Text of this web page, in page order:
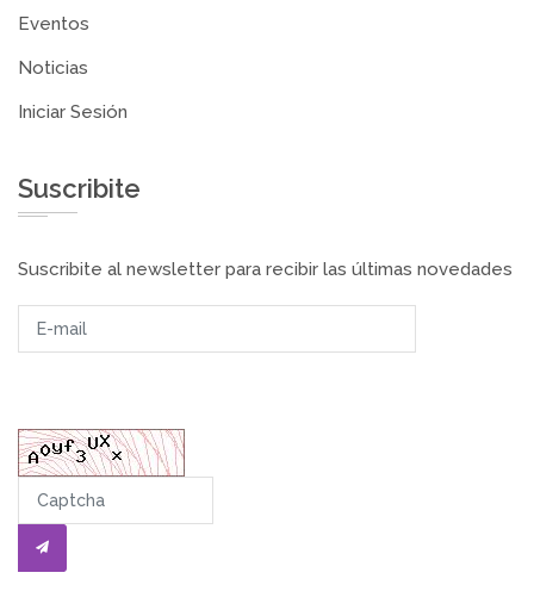
Eventos
Noticias
Iniciar Sesión
Suscribite
Suscribite al newsletter para recibir las últimas novedades